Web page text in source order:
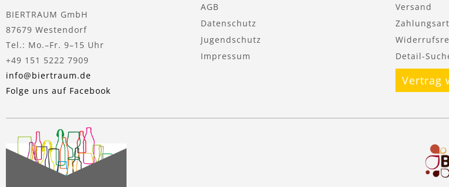
BIERTRAUM GmbH
87679 Westendorf
Tel.: Mo.–Fr. 9–15 Uhr
+49 151 5222 7909
info@biertraum.de
Folge uns auf Facebook
AGB
Datenschutz
Jugendschutz
Impressum
Versand
Detail-
Vertrag